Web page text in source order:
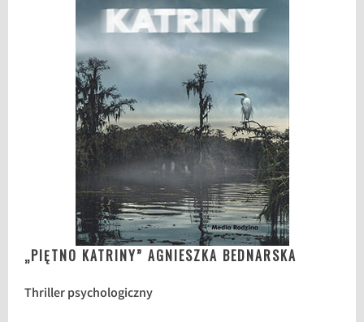
„PIĘTNO KATRINY” AGNIESZKA BEDNARSKA
Thriller psychologiczny